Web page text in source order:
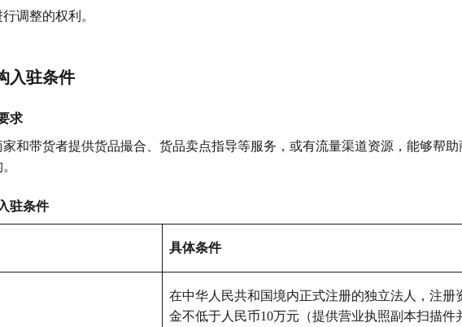
调整的权利。
入驻条件
求
和带货者提供货品撮合、货品卖点指导等服务，或有流量渠道资源，能够帮助
驻条件
具体条件
在中华人民共和国境内正式注册的独立法人，注册
金不低于人民币10万元（提供营业执照副本扫描件